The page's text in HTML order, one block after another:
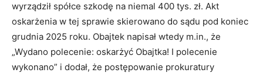
wyrządził spółce szkodę na niemal 400 tys. zł. Akt
oskarżenia w tej sprawie skierowano do sądu pod koniec
grudnia 2025 roku. Obajtek napisał wtedy m.in., że
„Wydano polecenie: oskarżyć Obajtka! I polecenie
wykonano” i dodał, że postępowanie prokuratury